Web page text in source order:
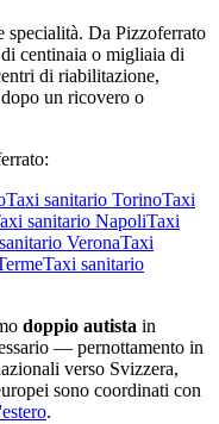
specialità. Da Pizzoferrato
centinaia o migliaia di
di riabilitazione,
un ricovero o
:
Taxi sanitario TorinoTaxi
sanitario NapoliTaxi
VeronaTaxi
Taxi sanitario
doppio autista in
— pernottamento in
verso Svizzera,
sono coordinati con
.